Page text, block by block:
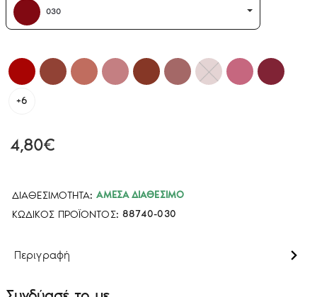
ΔΙΑΘΕΣΙΜΌΤΗΤΑ: ΆΜΕΣΑ ΔΙΑΘΈΣΙΜΟ
ΚΩΔΙΚΌΣ ΠΡΟΪΌΝΤΟΣ: 88740-030
4,80€
030
+6
Περιγραφή